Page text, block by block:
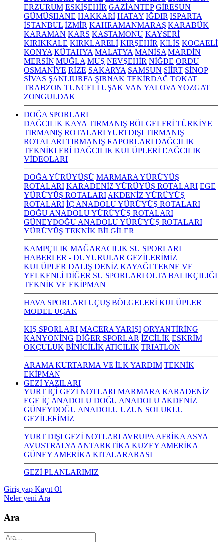
ERZURUM ESKİŞEHİR GAZİANTEP GİRESUN
GÜMÜŞHANE HAKKARİ HATAY IĞDIR ISPARTA
İSTANBUL İZMİR KAHRAMANMARAŞ KARABÜK
KARAMAN KARS KASTAMONU KAYSERİ
KIRIKKALE KIRKLARELİ KIRŞEHİR KİLİS KOCAELİ
KONYA KÜTAHYA MALATYA MANİSA MARDİN
MERSİN MUĞLA MUŞ NEVŞEHİR NİĞDE ORDU
OSMANİYE RİZE SAKARYA SAMSUN SİİRT SİNOP
SİVAS ŞANLIURFA ŞIRNAK TEKİRDAĞ TOKAT
TRABZON TUNCELİ UŞAK VAN YALOVA YOZGAT
ZONGULDAK
DOĞA SPORLARI
DAĞCILIK KAYA TIRMANIŞ BÖLGELERİ TÜRKİYE
TIRMANIŞ ROTALARIYURTDIŞI TIRMANIŞ
ROTALARI TIRMANIŞ RAPORLARI DAĞCILIK
TEKNİKLERİ DAĞCILIK KULÜPLERİ DAĞCILIK
VİDEOLARI
DOĞA YÜRÜYÜŞÜ MARMARA YÜRÜYÜŞ
ROTALARI KARADENİZ YÜRÜYÜŞ ROTALARI EGE
YÜRÜYÜŞ ROTALARI AKDENİZ YÜRÜYÜŞ
ROTALARI İÇ ANADOLU YÜRÜYÜŞ ROTALARI
DOĞU ANADOLU YÜRÜYÜŞ ROTALARI
GÜNEYDOĞU ANADOLU YÜRÜYÜŞ ROTALARI
YÜRÜYÜŞ TEKNİK BİLGİLER
KAMPÇILIK MAĞARACILIK SU SPORLARI
HABERLER - DUYURULAR GEZİLERİMİZ
KULÜPLER DALIŞ DENİZ KAYAĞI TEKNE VE
YELKENLİ DİĞER SU SPORLARI OLTA BALIKÇILIĞI
TEKNİK VE EKİPMAN
HAVA SPORLARI UÇUŞ BÖLGELERİ KULÜPLER
MODEL UÇAK
KIŞ SPORLARI MACERA YARIŞI ORYANTİRİNG
KANYONİNG DİĞER SPORLAR İZCİLİK ESKRİM
OKÇULUK BİNİCİLİK ATICILIK TRIATLON
ARAMA KURTARMA VE İLK YARDIM TEKNİK
EKİPMAN
GEZİ YAZILARI
YURT İÇİ GEZİ NOTLARI MARMARA KARADENİZ
EGE İÇ ANADOLU DOĞU ANADOLU AKDENİZ
GÜNEYDOĞU ANADOLU UZUN SOLUKLU
GEZİLERİMİZ
YURT DIŞI GEZİ NOTLARI AVRUPA AFRİKA ASYA
AVUSTRALYA ANTARKTİKA KUZEY AMERİKA
GÜNEY AMERİKA KITALARARASI
GEZİ PLANLARIMIZ
Giriş yap Kayıt Ol
Neler yeni Ara
Ara